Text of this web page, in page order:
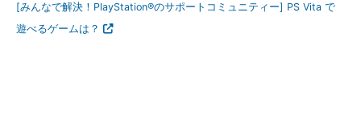
[みんなで解決！PlayStation®のサポートコミュニティー] PS Vita で
遊べるゲームは？